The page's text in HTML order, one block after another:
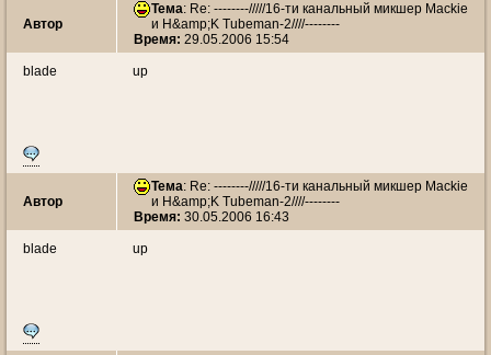
Автор
Тема: Re: --------/////16-ти канальный микшер Mackie
и H&amp;K Tubeman-2////--------
Время: 29.05.2006 15:54
blade up
Автор
Тема: Re: --------/////16-ти канальный микшер Mackie
и H&amp;K Tubeman-2////--------
Время: 30.05.2006 16:43
blade up